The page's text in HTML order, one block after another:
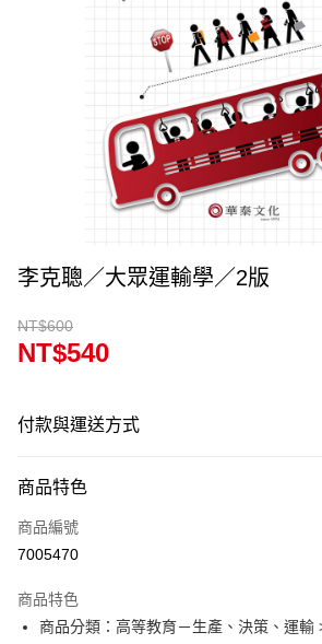
李克聰／大眾運輸學／2版
NT$600
NT$540
付款與運送方式
信用卡一次付款
超商取貨付款
Google Pay
商品特色
商品編號
7005470
商品特色
商品分類：高等教育－生產、決策、運輸